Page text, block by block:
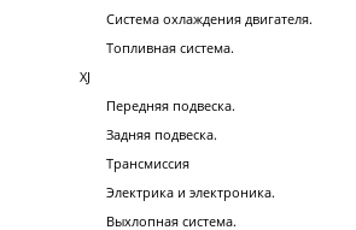
Система охлаждения двигателя.
Топливная система.
XJ
Передняя подвеска.
Задняя подвеска.
Трансмиссия
Электрика и электроника.
Выхлопная система.